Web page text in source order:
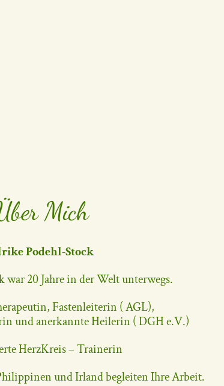
Mich
Podehl-Stock
20 Jahre in der Welt unterwegs.
Fastenleiterin ( AGL),
und anerkannte Heilerin ( DGH e.V.)
HerzKreis – Trainerin
und Irland begleiten Ihre Arbeit.